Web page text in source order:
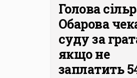
Голова
Обарова
суду за
якщо не
заплатить